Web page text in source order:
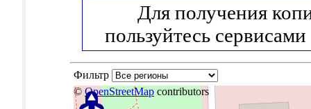
Для получения
пользуйтесь сервисами
Фильтр
© OpenStreetMap contributors